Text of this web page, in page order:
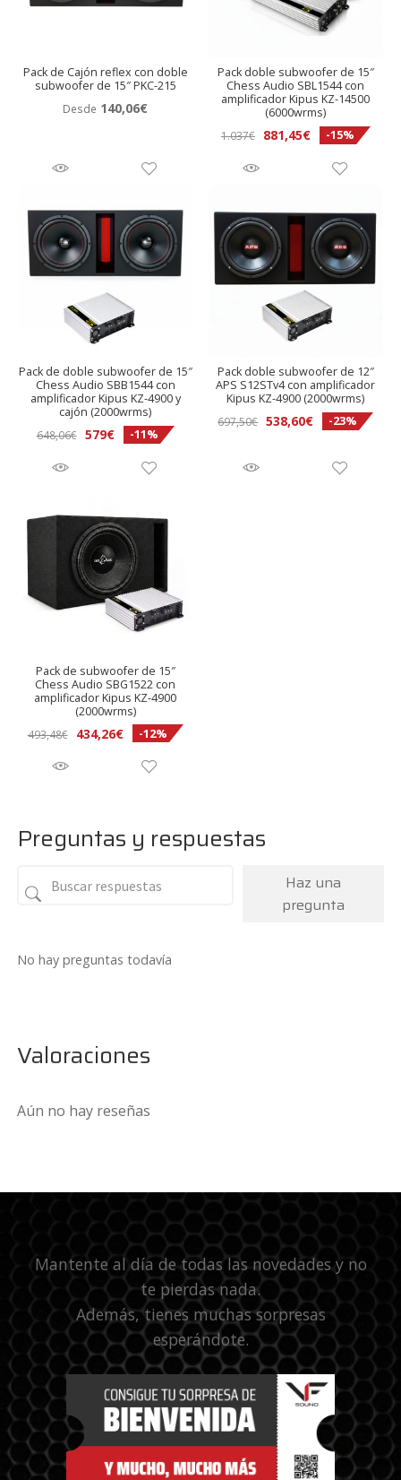
Pack de Cajón reflex con doble
subwoofer de 15″ PKC-215
Desde 140,06€
Pack doble subwoofer de 15″
Chess Audio SBL1544 con
amplificador Kipus KZ-14500
(6000wrms)
1.037€
El
original
1.037€.
881,45€El
actual
881,45€.
-15%
Pack de doble subwoofer de 15″
Chess Audio SBB1544 con
amplificador Kipus KZ-4900 y
cajón (2000wrms)
648,06€ El
648,06€.
579€El
actual
-11%
Pack doble subwoofer de 12″
APS S12STv4 con amplificador
Kipus KZ-4900 (2000wrms)
697,50€ El
538,60€El
actual
-23%
Pack de subwoofer de 15″
Chess Audio SBG1522 con
amplificador Kipus KZ-4900
(2000wrms)
493,48€
El
434,26€El
actual
-12%
Preguntas y respuestas
Haz una
pregunta
No hay preguntas todavía
Valoraciones
Aún no hay reseñas
Mantente al día de todas las novedades y no
te pierdas nada.
Además, tienes muchas sorpresas
esperándote.